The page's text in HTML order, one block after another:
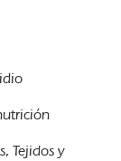
Tejidos y